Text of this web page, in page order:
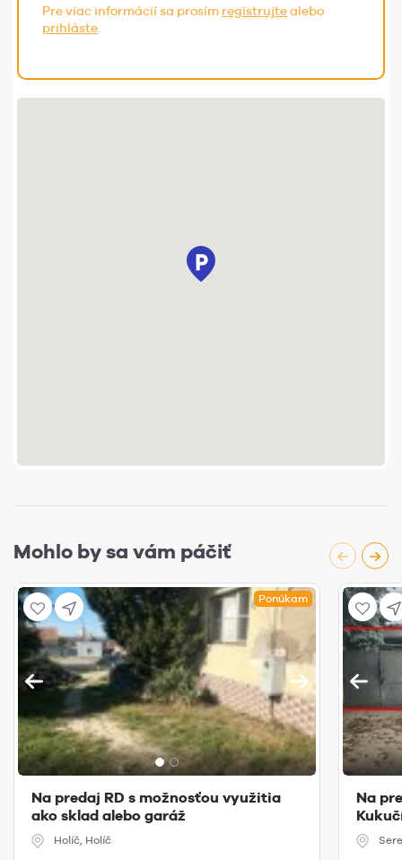
Pre viac informácií sa prosím registrujtealebo
prihláste
Mohlo by sa vám páčiť
Ponúkam
Na predaj RD s možnosťou využitia
ako sklad alebo garáž
Holíč, Holíč
Na